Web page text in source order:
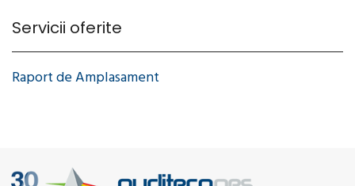
Servicii oferite
Raport de Amplasament